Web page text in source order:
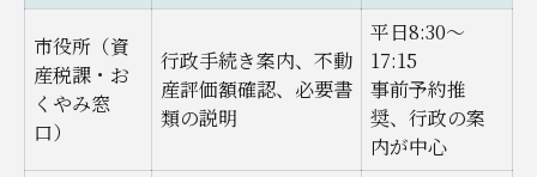
市役所（資
産税課・お
くやみ窓
口）
行政手続き案内、不動
産評価額確認、必要書
類の説明
平日8:30〜
17:15
事前予約推
奨、行政の案
内が中心